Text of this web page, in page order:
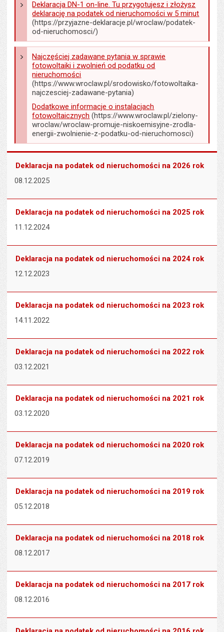
Deklaracja DN-1 on-line. Tu przygotujesz i złożysz
deklarację na podatek od nieruchomości w 5 minut
(https://przyjazne-deklaracje.pl/wroclaw/podatek-
od-nieruchomosci/)
Najczęściej zadawane pytania w sprawie
fotowoltaiki i zwolnień od podatku od
nieruchomości
(https://www.wroclaw.pl/srodowisko/fotowoltaika-
najczesciej-zadawane-pytania)
Dodatkowe informacje o instalacjach
fotowoltaicznych (https://www.wroclaw.pl/zielony-
wroclaw/wroclaw-promuje-niskoemisyjne-zrodla-
energii-zwolnienie-z-podatku-od-nieruchomosci)
Deklaracja na podatek od nieruchomości na 2026 rok
08.12.2025
Deklaracja na podatek od nieruchomości na 2025 rok
11.12.2024
Deklaracja na podatek od nieruchomości na 2024 rok
12.12.2023
Deklaracja na podatek od nieruchomości na 2023 rok
14.11.2022
Deklaracja na podatek od nieruchomości na 2022 rok
03.12.2021
Deklaracja na podatek od nieruchomości na 2021 rok
03.12.2020
Deklaracja na podatek od nieruchomości na 2020 rok
07.12.2019
Deklaracja na podatek od nieruchomości na 2019 rok
05.12.2018
Deklaracja na podatek od nieruchomości na 2018 rok
08.12.2017
Deklaracja na podatek od nieruchomości na 2017 rok
08.12.2016